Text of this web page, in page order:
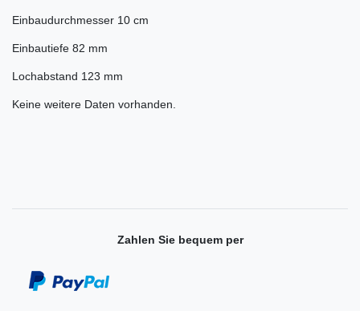
Einbaudurchmesser 10 cm
Einbautiefe 82 mm
Lochabstand 123 mm
Keine weitere Daten vorhanden.
Zahlen Sie bequem per